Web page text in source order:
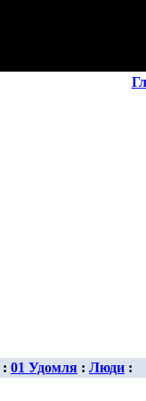
: 01 Удомля : Люди :